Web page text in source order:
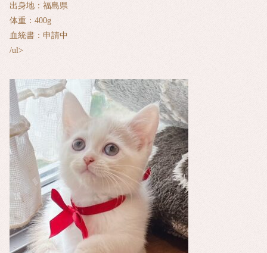
出身地：福島県
体重：400g
血統書：申請中
/ul>